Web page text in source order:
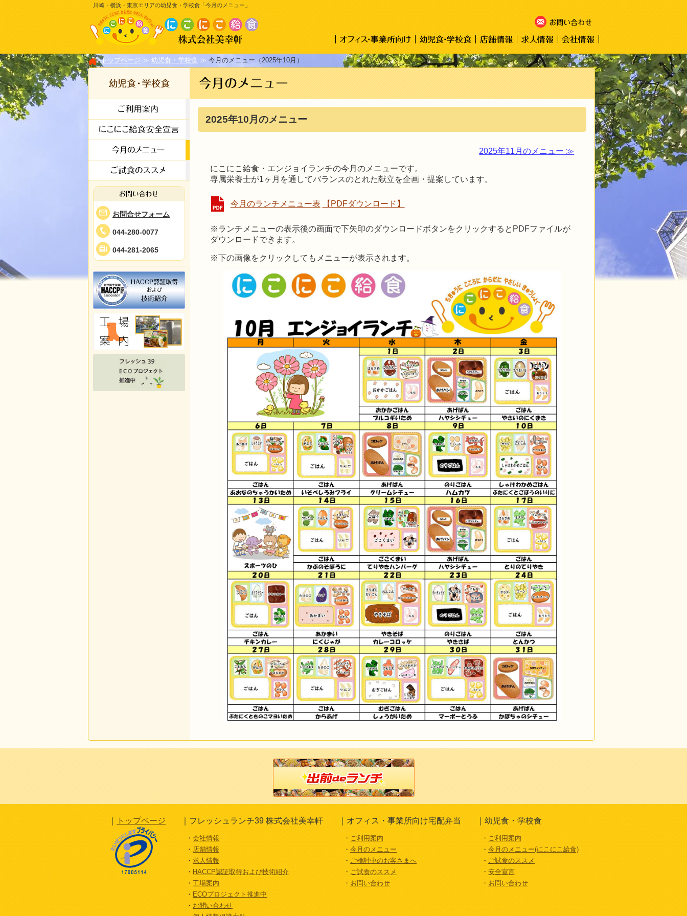
川崎・横浜・東京エリアの幼児食・学校食「今月のメニュー」
トップページ 幼児食・学校食 今月のメニュー（2025年10月）
お問合せフォーム
044-280-0077
044-281-2065
2025年10月のメニュー
2025年11月のメニュー ≫
にこにこ給食・エンジョイランチの今月のメニューです。
専属栄養士が1ヶ月を通してバランスのとれた献立を企画・提案しています。
今月のランチメニュー表 【PDFダウンロード】
※ランチメニューの表示後の画面で下矢印のダウンロードボタンをクリックするとPDFファイルが
ダウンロードできます。
※下の画像をクリックしてもメニューが表示されます。
トップページ フレッシュランチ39 株式会社美幸軒
会社情報
店舗情報
求人情報
HACCP認証取得および技術紹介
工場案内
ECOプロジェクト推進中
お問い合わせ
オフィス・事業所向け宅配弁当
ご利用案内
今月のメニュー
ご検討中のお客さまへ
ご試食のススメ
お問い合わせ
幼児食・学校食
ご利用案内
今月のメニュー(にこにこ給食)
ご試食のススメ
安全宣言
お問い合わせ